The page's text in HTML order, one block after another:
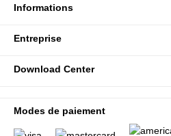
Informations
Entreprise
Download Center
Modes de paiement